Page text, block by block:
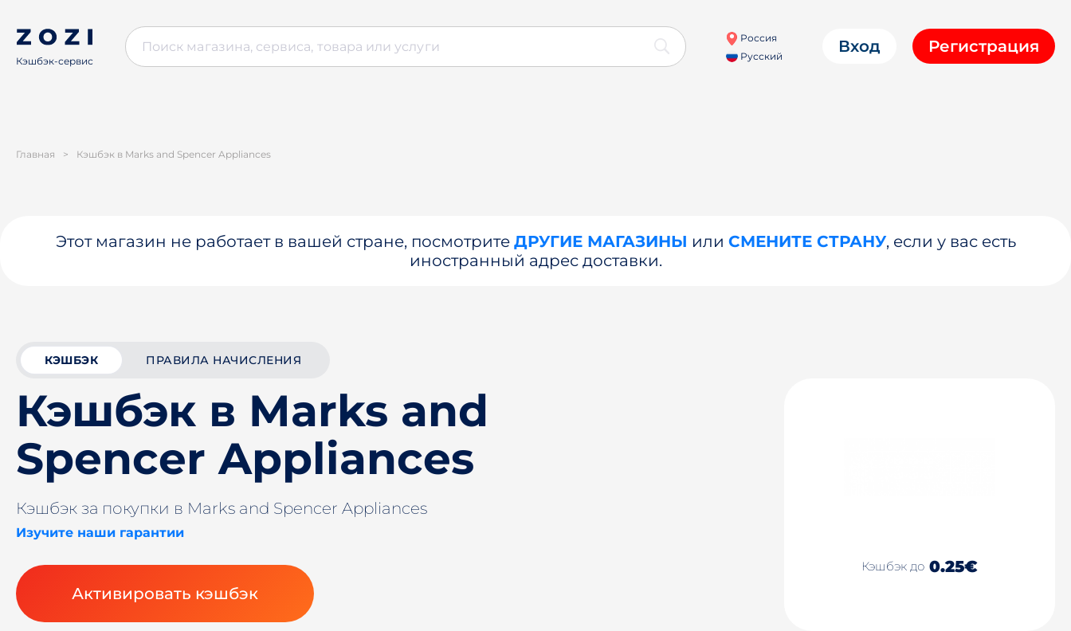
Кэшбэк-сервис
Россия
Русский
Вход Регистрация
Главная > Кэшбэк в Marks and Spencer Appliances
Этот магазин не работает в вашей стране, посмотрите ДРУГИЕ МАГАЗИНЫ или СМЕНИТЕ СТРАНУ, если у вас есть
иностранный адрес доставки.
КЭШБЭК ПРАВИЛА НАЧИСЛЕНИЯ
Кэшбэк в Marks and
Spencer Appliances
Кэшбэк за покупки в Marks and Spencer Appliances
Изучите наши гарантии
Активировать кэшбэк
Кэшбэк до 0.25€